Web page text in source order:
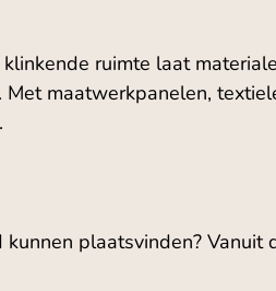
ruimte laat
maatwerkpanelen,
plaatsvinden? Vanuit